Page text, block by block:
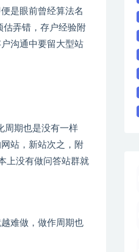
。即便是眼前曾经算法名
，存户经验附
存户沟通中要留大型站
周期也是没有一样
，新站次之，附
根本上没有做问答站群就
做，做作周期也